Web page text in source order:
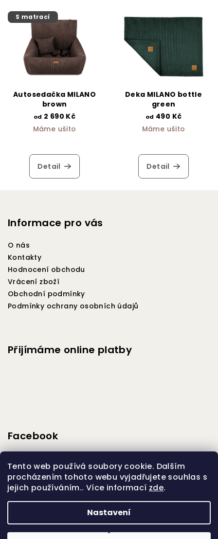
Tento web používá soubory cookie. Dalším
procházením tohoto webu vyjadřujete souhlas s
jejich používáním.. Více informací zde.
Nastavení
S matrací
Autosedačka MILANO
brown
od 2 690 Kč
Máme ušito
Detail
Deka MILANO bottle
green
od 490 Kč
Máme ušito
Detail
Informace pro vás
O nás
Kontakty
Hodnocení obchodu
Vrácení zboží
Obchodní podmínky
Podmínky ochrany osobních údajů
Přijímáme online platby
Facebook
Vytvořilo s
vyhrazena.